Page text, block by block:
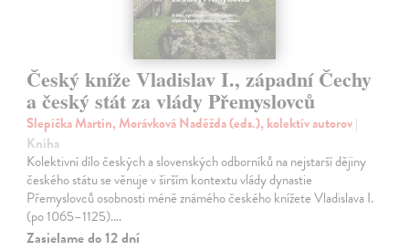
Český kníže Vladislav I., západní Čechy
a český stát za vlády Přemyslovců
Slepička Martin, Morávková Naděžda (eds.), kolektív autorov|
Kniha
Kolektivní dílo českých a slovenských odborníků na nejstarší dějiny
českého státu se věnuje v širším kontextu vlády dynastie
Přemyslovců osobnosti méně známého českého knížete Vladislava I.
(po 1065–1125).…
Zasielame do 12 dní